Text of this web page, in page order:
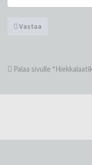
Vastaa
Palaa sivulle